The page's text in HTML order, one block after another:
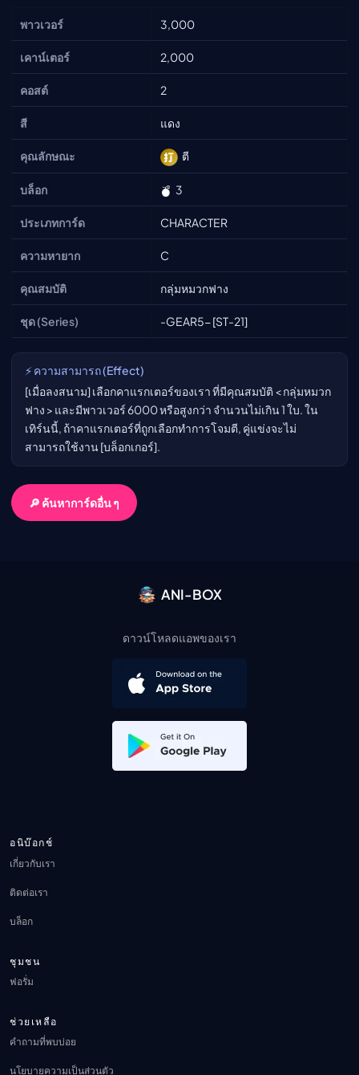
พาวเวอร์ 3,000
เคาน์เตอร์ 2,000
คอสต์ 2
สี แดง
คุณลักษณะ ตี
บล็อก 3
ประเภทการ์ด CHARACTER
ความหายาก C
คุณสมบัติ กลุ่มหมวกฟาง
ชุด (Series) -GEAR5- [ST-21]
⚡ ความสามารถ (Effect)
[เมื่อลงสนาม] เลือกคาแรกเตอร์ของเรา ที่มีคุณสมบัติ < กลุ่มหมวก
ฟาง > และมีพาวเวอร์ 6000 หรือสูงกว่า จำนวนไม่เกิน 1 ใบ. ใน
เทิร์นนี้, ถ้าคาแรกเตอร์ที่ถูกเลือกทำการโจมตี, คู่แข่งจะไม่
สามารถใช้งาน [บล็อกเกอร์].
🔎 ค้นหาการ์ดอื่น ๆ
ANI-BOX
ดาวน์โหลดแอพของเรา
อนิบ๊อกช์
เกี่ยวกับเรา
ติดต่อเรา
บล็อก
ชุมชน
ฟอรั่ม
ช่วยเหลือ
คำถามที่พบบ่อย
นโยบายความเป็นส่วนตัว